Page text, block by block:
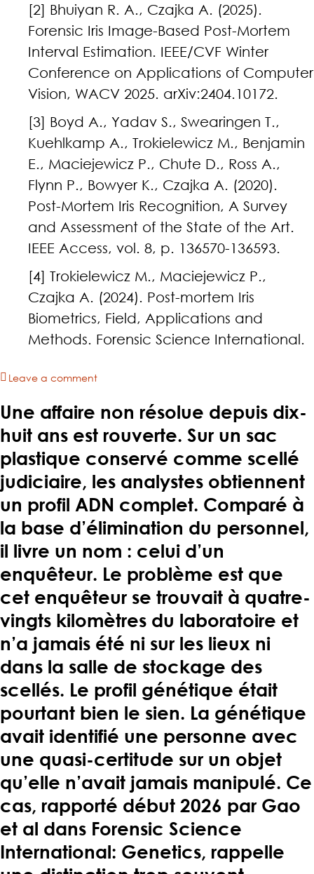
[2] Bhuiyan R. A., Czajka A. (2025).
Forensic Iris Image-Based Post-Mortem
Interval Estimation. IEEE/CVF Winter
Conference on Applications of Computer
Vision, WACV 2025. arXiv:2404.10172.
[3] Boyd A., Yadav S., Swearingen T.,
Kuehlkamp A., Trokielewicz M., Benjamin
E., Maciejewicz P., Chute D., Ross A.,
Flynn P., Bowyer K., Czajka A. (2020).
Post-Mortem Iris Recognition, A Survey
and Assessment of the State of the Art.
IEEE Access, vol. 8, p. 136570-136593.
[4] Trokielewicz M., Maciejewicz P.,
Czajka A. (2024). Post-mortem Iris
Biometrics, Field, Applications and
Methods. Forensic Science International.
Leave a comment
Une affaire non résolue depuis dix-
huit ans est rouverte. Sur un sac
plastique conservé comme scellé
judiciaire, les analystes obtiennent
un profil ADN complet. Comparé à
la base d’élimination du personnel,
il livre un nom : celui d’un
enquêteur. Le problème est que
cet enquêteur se trouvait à quatre-
vingts kilomètres du laboratoire et
n’a jamais été ni sur les lieux ni
dans la salle de stockage des
scellés. Le profil génétique était
pourtant bien le sien. La génétique
avait identifié une personne avec
une quasi-certitude sur un objet
qu’elle n’avait jamais manipulé. Ce
cas, rapporté début 2026 par Gao
et al dans Forensic Science
International: Genetics, rappelle